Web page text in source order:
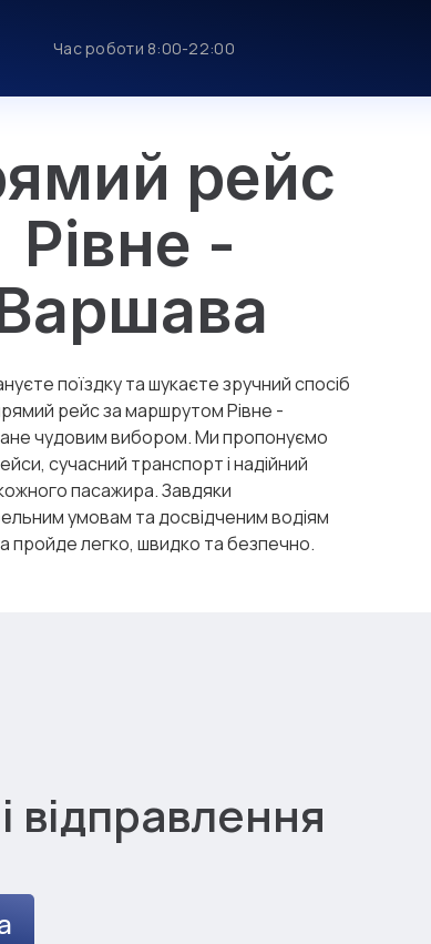
Час роботи 8:00-22:00
рейс
Рівне -
поїздку та шукаєте зручний спосіб
рейс за маршрутом Рівне -
чудовим вибором. Ми пропонуємо
сучасний транспорт і надійний
пасажира. Завдяки
умовам та досвідченим водіям
пройде легко, швидко та безпечно.
відправлення